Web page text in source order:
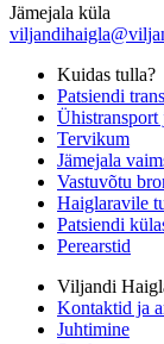
Jämejala küla
Kuidas tulla?
Patsiendi
Ühistransport
Tervikum
Jämejala
Vastuvõtu
Haiglaravile
Patsiendi
Perearstid
Viljandi
Kontaktid ja
Juhtimine